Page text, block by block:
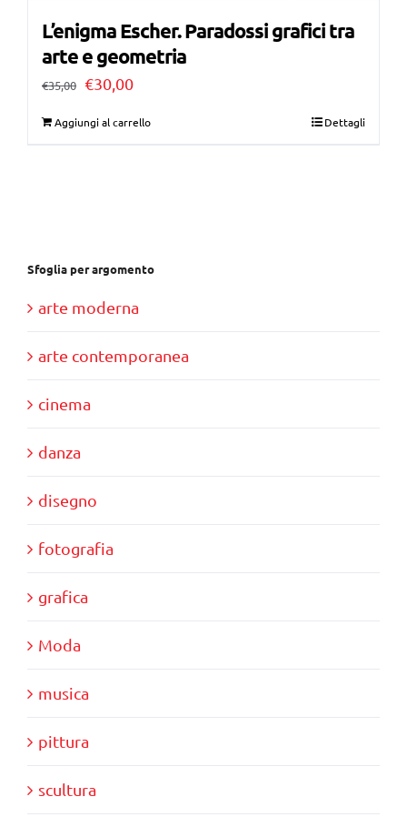
L’enigma Escher. Paradossi grafici tra
arte e geometria
€35,00 Il
€30,00Il
Aggiungi al carrello Dettagli
Sfoglia per argomento
arte moderna
arte contemporanea
cinema
danza
disegno
fotografia
grafica
Moda
musica
pittura
scultura